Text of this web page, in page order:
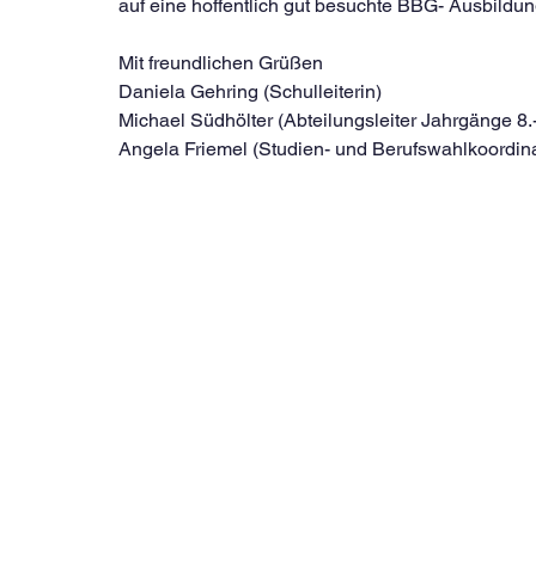
auf eine hoffentlich gut besuchte BBG-
Mit freundlichen Grüßen
Daniela Gehring (Schulleiterin)
Michael Südhölter (Abteilungsleiter
Angela Friemel (Studien- und